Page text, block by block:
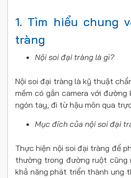
1. Tìm hiểu chung
tràng
Nội soi đại tràng là gì?
Nội soi đại tràng là kỹ thuật
mềm có gắn camera với đường
ngón tay, đi từ hậu môn qua
Mục đích của nội soi đại
Thực hiện nội soi đại tràng để
thường trong đường ruột cũng
khả năng phát triển thành ung